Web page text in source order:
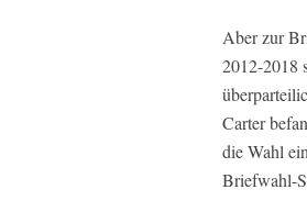
Aber zur
2012-2018
Carter
die Wahl
Briefwahl-